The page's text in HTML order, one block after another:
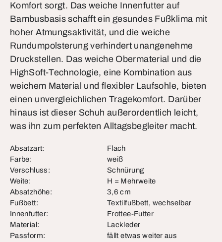
Komfort sorgt. Das weiche Innenfutter auf
Bambusbasis schafft ein gesundes Fußklima mit
hoher Atmungsaktivität, und die weiche
Rundumpolsterung verhindert unangenehme
Druckstellen. Das weiche Obermaterial und die
HighSoft-Technologie, eine Kombination aus
weichem Material und flexibler Laufsohle, bieten
einen unvergleichlichen Tragekomfort. Darüber
hinaus ist dieser Schuh außerordentlich leicht,
was ihn zum perfekten Alltagsbegleiter macht.
Absatzart:
Flach
Farbe:
weiß
Verschluss:
Schnürung
Weite:
H = Mehrweite
Absatzhöhe:
3,6 cm
Fußbett:
Textilfußbett, wechselbar
Innenfutter:
Frottee-Futter
Material:
Lackleder
Passform:
fällt etwas weiter aus